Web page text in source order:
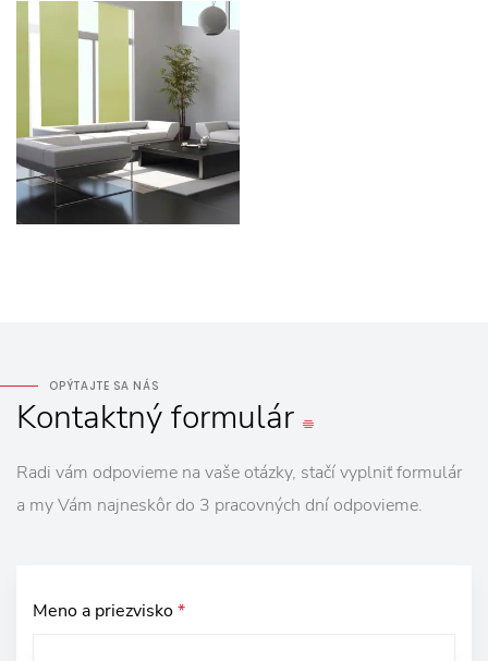
OPÝTAJTE SA NÁS
Kontaktnýformulár
Radi vám odpovieme na vaše otázky, stačí vyplniť formulár
a my Vám najneskôr do 3 pracovných dní odpovieme.
Meno a priezvisko*